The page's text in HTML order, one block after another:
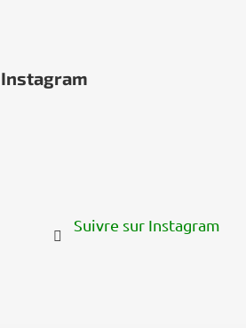
Instagram
Suivre sur Instagram